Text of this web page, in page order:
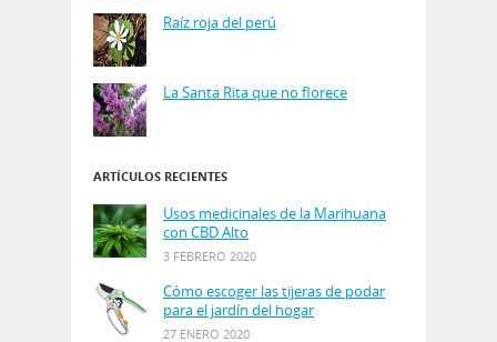
Raíz roja del perú
La Santa Rita que no florece
ARTÍCULOS RECIENTES
Usos medicinales de la Marihuana
con CBD Alto
3 FEBRERO 2020
Cómo escoger las tijeras de podar
para el jardín del hogar
27 ENERO 2020